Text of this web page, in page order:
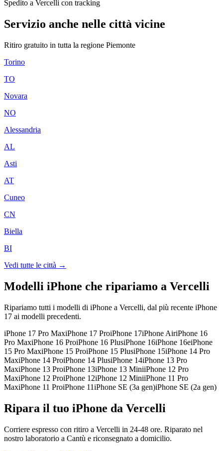
Spedito a Vercelli con tracking
Servizio anche nelle città vicine
Ritiro gratuito in tutta la regione Piemonte
Torino
TO
Novara
NO
Alessandria
AL
Asti
AT
Cuneo
CN
Biella
BI
Vedi tutte le città →
Modelli iPhone che ripariamo a Vercelli
Ripariamo tutti i modelli di iPhone a Vercelli, dal più recente iPhone
17 ai modelli precedenti.
iPhone 17 Pro MaxiPhone 17 ProiPhone 17iPhone AiriPhone 16
Pro MaxiPhone 16 ProiPhone 16 PlusiPhone 16iPhone 16eiPhone
15 Pro MaxiPhone 15 ProiPhone 15 PlusiPhone 15iPhone 14 Pro
MaxiPhone 14 ProiPhone 14 PlusiPhone 14iPhone 13 Pro
MaxiPhone 13 ProiPhone 13iPhone 13 MiniiPhone 12 Pro
MaxiPhone 12 ProiPhone 12iPhone 12 MiniiPhone 11 Pro
MaxiPhone 11 ProiPhone 11iPhone SE (3a gen)iPhone SE (2a gen)
Ripara il tuo iPhone da Vercelli
Corriere espresso con ritiro a Vercelli in 24-48 ore. Riparato nel
nostro laboratorio a Cantù e riconsegnato a domicilio.